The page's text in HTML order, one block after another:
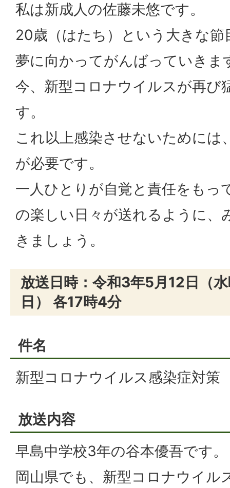
私は新成人の佐藤未悠です。
20歳（はたち）という大きな
夢に向かってがんばっていきま
今、新型コロナウイルスが再び
す。
これ以上感染させないためには
が必要です。
一人ひとりが自覚と責任をもっ
の楽しい日々が送れるように、
きましょう。
放送日時：令和3年5月12日（
日） 各17時4分
件名
新型コロナウイルス感染症対策
放送内容
早島中学校3年の谷本優吾です。
岡山県でも、新型コロナウイル